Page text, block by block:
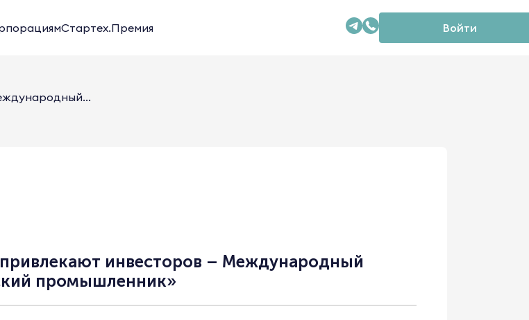
Стартех.Премия Войти
инвесторов – Международный
промышленник»